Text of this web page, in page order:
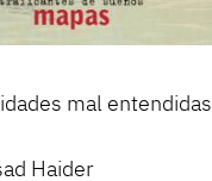
mal entendidas
Haider